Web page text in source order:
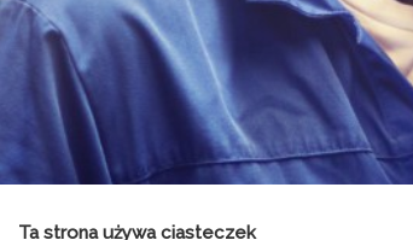
Ta strona używa ciasteczek